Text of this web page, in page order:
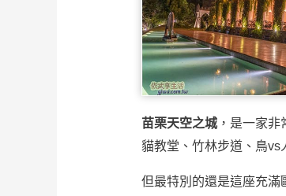
苗栗天空之城，是一家非
貓教堂、竹林步道、鳥vs
但最特別的還是這座充滿